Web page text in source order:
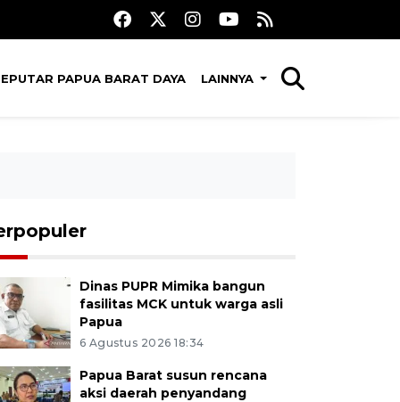
PAPUA BARAT DAYA LAINNYA
Dinas PUPR Mimika bangun
fasilitas MCK untuk warga asli
Papua
6 Agustus 2026 18:34
Papua Barat susun rencana
aksi daerah penyandang